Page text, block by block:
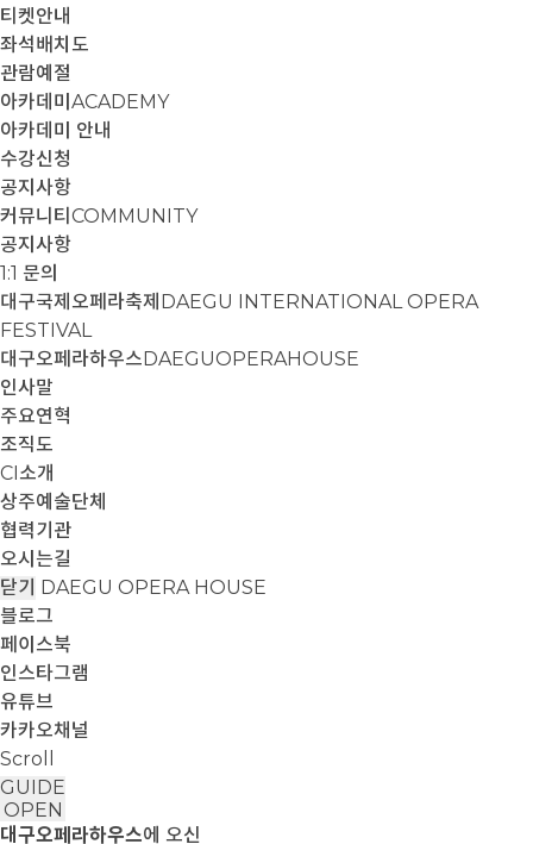
티켓안내
좌석배치도
관람예절
아카데미 ACADEMY
아카데미 안내
수강신청
공지사항
커뮤니티 COMMUNITY
공지사항
1:1 문의
대구국제오페라축제 DAEGU INTERNATIONAL OPERA
FESTIVAL
대구오페라하우스DAEGUOPERAHOUSE
인사말
주요연혁
조직도
CI소개
상주예술단체
협력기관
오시는길
닫기 DAEGU OPERA HOUSE
블로그
페이스북
인스타그램
유튜브
카카오채널
Scroll
GUIDE
OPEN
대구오페라하우스에 오신